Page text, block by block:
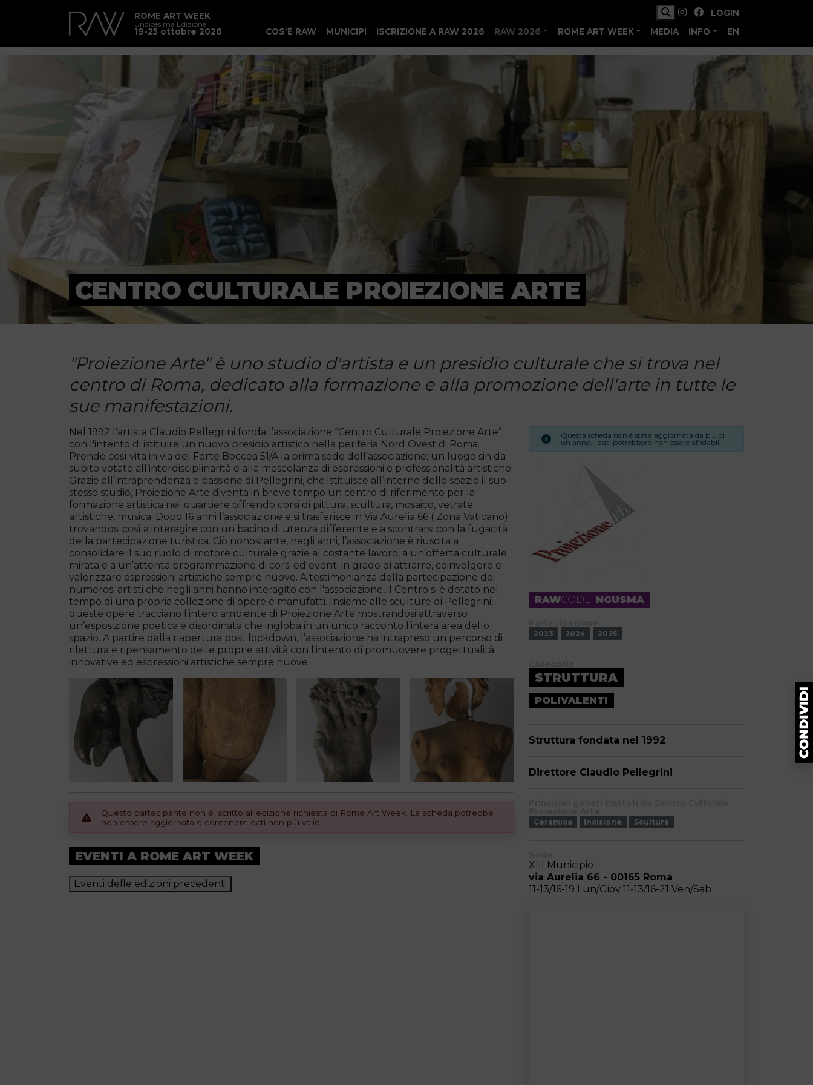
ROME ART WEEK
Undicesima Edizione
19-25 ottobre 2026
LOGIN
COS’È RAW
MUNICIPI ISCRIZIONE A RAW 2026 RAW 2026 ROME ART WEEK MEDIA INFO EN
CENTRO CULTURALE PROIEZIONE ARTE
"Proiezione Arte" è uno studio d'artista e un presidio culturale che si trova nel
centro di Roma, dedicato alla formazione e alla promozione dell'arte in tutte le
sue manifestazioni.
Nel 1992 l'artista Claudio Pellegrini fonda l’associazione “Centro Culturale Proiezione Arte”
con l'intento di istituire un nuovo presidio artistico nella periferia Nord Ovest di Roma.
Prende così vita in via del Forte Boccea 51/A la prima sede dell’associazione: un luogo sin da
subito votato all’interdisciplinarità e alla mescolanza di espressioni e professionalità artistiche.
Grazie all’intraprendenza e passione di Pellegrini, che istituisce all’interno dello spazio il suo
stesso studio, Proiezione Arte diventa in breve tempo un centro di riferimento per la
formazione artistica nel quartiere offrendo corsi di pittura, scultura, mosaico, vetrate
artistiche, musica. Dopo 16 anni l’associazione e si trasferisce in Via Aurelia 66 ( Zona Vaticano)
trovandosi così a interagire con un bacino di utenza differente e a scontrarsi con la fugacità
della partecipazione turistica. Ciò nonostante, negli anni, l’associazione è riuscita a
consolidare il suo ruolo di motore culturale grazie al costante lavoro, a un’offerta culturale
mirata e a un’attenta programmazione di corsi ed eventi in grado di attrarre, coinvolgere e
valorizzare espressioni artistiche sempre nuove. A testimonianza della partecipazione dei
numerosi artisti che negli anni hanno interagito con l'associazione, il Centro si è dotato nel
tempo di una propria collezione di opere e manufatti. Insieme alle sculture di Pellegrini,
queste opere tracciano l’intero ambiente di Proiezione Arte mostrandosi attraverso
un’esposizione poetica e disordinata che ingloba in un unico racconto l’intera area dello
spazio. A partire dalla riapertura post lockdown, l’associazione ha intrapreso un percorso di
rilettura e ripensamento delle proprie attività con l'intento di promuovere progettualità
innovative ed espressioni artistiche sempre nuove.
Questo partecipante non è iscritto all'edizione richiesta di Rome Art Week. La scheda potrebbe
non essere aggiornata o contenere dati non più validi.
EVENTI A ROME ART WEEK
Eventi delle edizioni precedenti
Questa scheda non è stata aggiornata da più di
un anno. i dati potrebbero non essere affidabili
RAWCODE NGUSMA
2023 2024 2025
STRUTTURA
POLIVALENTI
Struttura fondata nel 1992
Direttore Claudio Pellegrini
Ceramica Incisione Scultura
XIII Municipio
via Aurelia 66 - 00165 Roma
11-13/16-19 Lun/Giov 11-13/16-21 Ven/Sab